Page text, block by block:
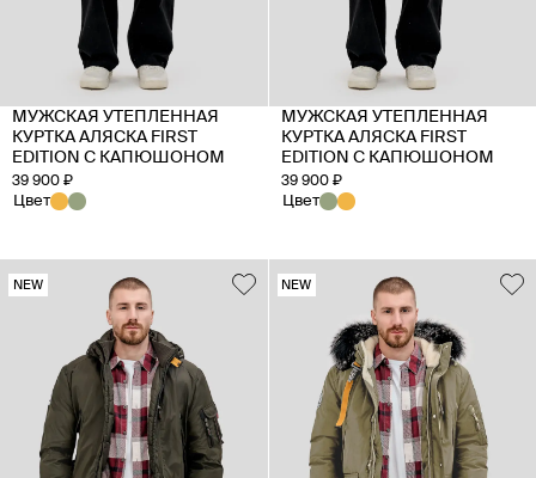
МУЖСКАЯ УТЕПЛЕННАЯ
КУРТКА АЛЯСКА FIRST
EDITION C КАПЮШОНОМ
39 900 ₽
Цвет
МУЖСКАЯ УТЕПЛЕННАЯ
КУРТКА АЛЯСКА FIRST
EDITION C КАПЮШОНОМ
39 900 ₽
Цвет
NEW NEW